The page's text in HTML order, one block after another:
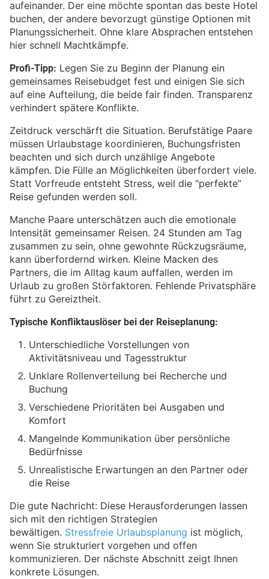
aufeinander. Der eine möchte spontan das beste Hotel
buchen, der andere bevorzugt günstige Optionen mit
Planungssicherheit. Ohne klare Absprachen entstehen
hier schnell Machtkämpfe.
Profi-Tipp: Legen Sie zu Beginn der Planung ein
gemeinsames Reisebudget fest und einigen Sie sich
auf eine Aufteilung, die beide fair finden. Transparenz
verhindert spätere Konflikte.
Zeitdruck verschärft die Situation. Berufstätige Paare
müssen Urlaubstage koordinieren, Buchungsfristen
beachten und sich durch unzählige Angebote
kämpfen. Die Fülle an Möglichkeiten überfordert viele.
Statt Vorfreude entsteht Stress, weil die “perfekte”
Reise gefunden werden soll.
Manche Paare unterschätzen auch die emotionale
Intensität gemeinsamer Reisen. 24 Stunden am Tag
zusammen zu sein, ohne gewohnte Rückzugsräume,
kann überfordernd wirken. Kleine Macken des
Partners, die im Alltag kaum auffallen, werden im
Urlaub zu großen Störfaktoren. Fehlende Privatsphäre
führt zu Gereiztheit.
Typische Konfliktauslöser bei der Reiseplanung:
Unterschiedliche Vorstellungen von
Aktivitätsniveau und Tagesstruktur
Unklare Rollenverteilung bei Recherche und
Buchung
Verschiedene Prioritäten bei Ausgaben und
Komfort
Mangelnde Kommunikation über persönliche
Bedürfnisse
Unrealistische Erwartungen an den Partner oder
die Reise
Die gute Nachricht: Diese Herausforderungen lassen
sich mit den richtigen Strategien
bewältigen. Stressfreie Urlaubsplanung ist möglich,
wenn Sie strukturiert vorgehen und offen
kommunizieren. Der nächste Abschnitt zeigt Ihnen
konkrete Lösungen.